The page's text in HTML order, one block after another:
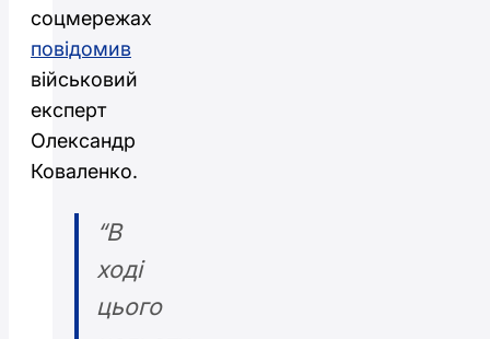
соцмережах
повідомив
військовий
експерт
Олександр
Коваленко.
“В
ході
цього